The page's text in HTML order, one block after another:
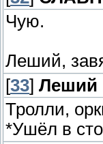
Чую.
Леший,
[33] Леший
Тролли,
*Ушёл в